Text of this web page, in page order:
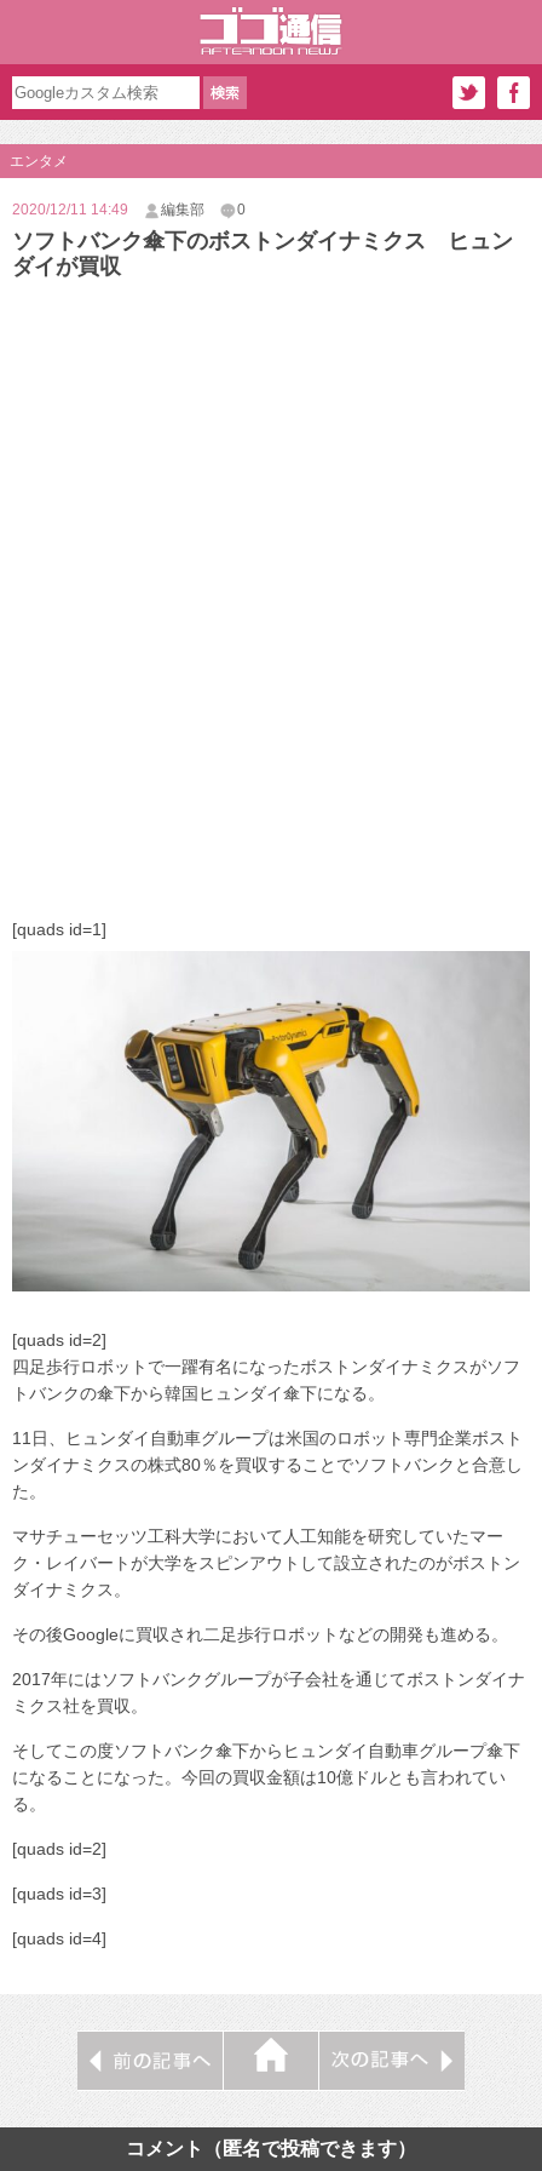
エンタメ
2020/12/11 14:49 編集部 0
ソフトバンク傘下のボストンダイナミクス ヒュン
ダイが買収
[quads id=1]
[quads id=2]
四足歩行ロボットで一躍有名になったボストンダイナミクスがソフ
トバンクの傘下から韓国ヒュンダイ傘下になる。
11日、ヒュンダイ自動車グループは米国のロボット専門企業ボスト
ンダイナミクスの株式80％を買収することでソフトバンクと合意し
た。
マサチューセッツ工科大学において人工知能を研究していたマー
ク・レイバートが大学をスピンアウトして設立されたのがボストン
ダイナミクス。
その後Googleに買収され二足歩行ロボットなどの開発も進める。
2017年にはソフトバンクグループが子会社を通じてボストンダイナ
ミクス社を買収。
そしてこの度ソフトバンク傘下からヒュンダイ自動車グループ傘下
になることになった。今回の買収金額は10億ドルとも言われてい
る。
[quads id=2]
[quads id=3]
[quads id=4]
コメント（匿名で投稿できます）